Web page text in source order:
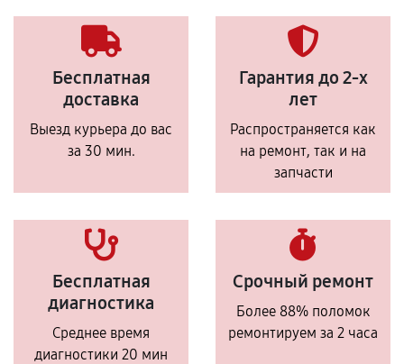
Бесплатная
доставка
Выезд курьера до вас
за 30 мин.
Гарантия до 2-х
лет
Распространяется как
на ремонт, так и на
запчасти
Бесплатная
диагностика
Среднее время
диагностики 20 мин
Срочный ремонт
Более 88% поломок
ремонтируем за 2 часа